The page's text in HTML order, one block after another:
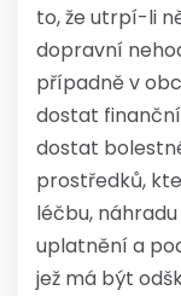
to, že utrpí-li
dopravní
případně v
dostat
dostat
prostředků,
léčbu,
uplatnění a
jež má být